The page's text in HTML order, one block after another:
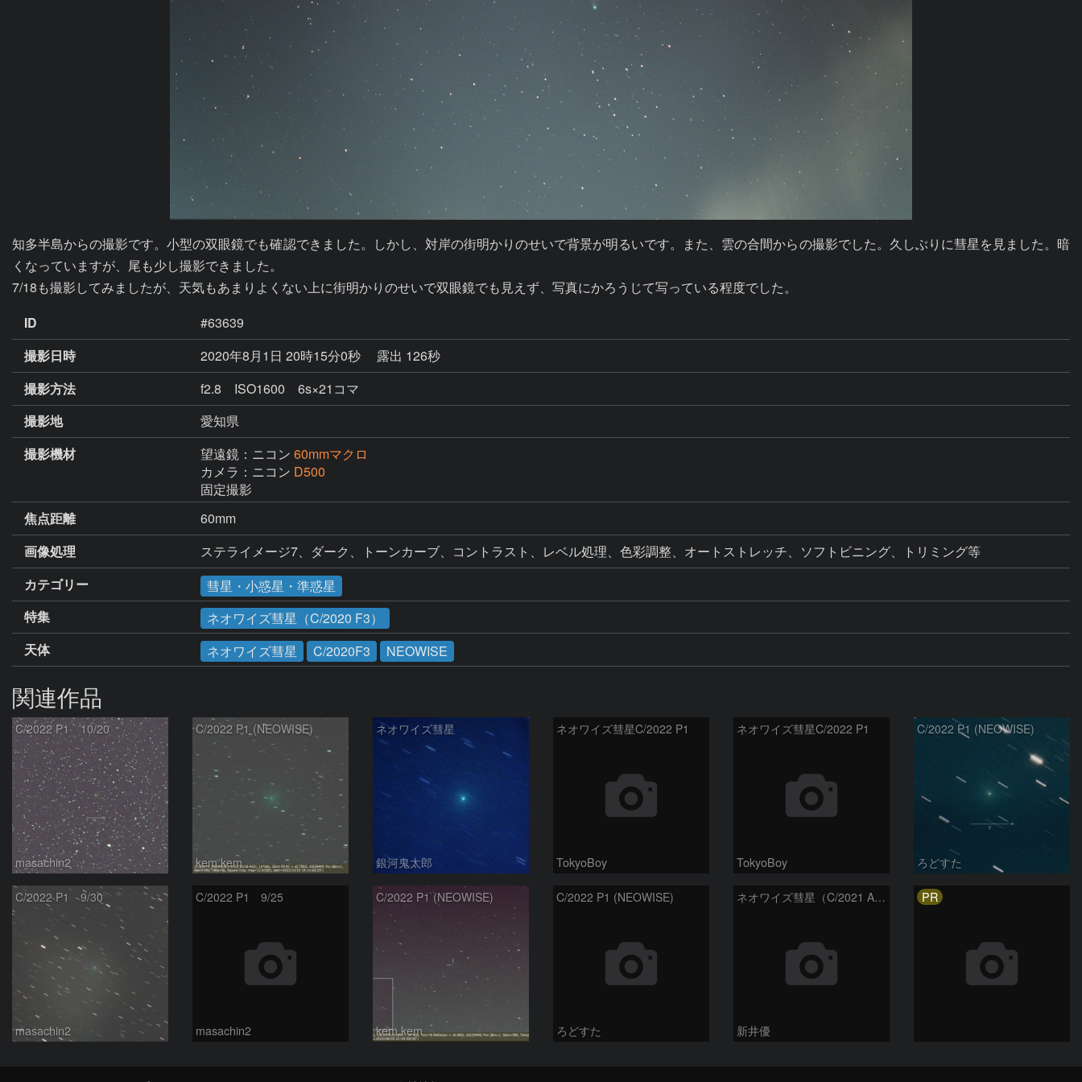
知多半島からの撮影です。小型の双眼鏡でも確認できました。しかし、対岸の街明かりのせいで背景が明るいです。また、雲の合間からの撮影でした。久しぶりに彗星を見ました。暗
くなっていますが、尾も少し撮影できました。
7/18も撮影してみましたが、天気もあまりよくない上に街明かりのせいで双眼鏡でも見えず、写真にかろうじて写っている程度でした。
ID
#63639
撮影日時
2020年8月1日 20時15分0秒
露出 126秒
撮影方法
f2.8 ISO1600 6s×21コマ
撮影地
愛知県
撮影機材
望遠鏡：ニコン 60mmマクロ
カメラ：ニコン D500
固定撮影
焦点距離
60mm
画像処理
ステライメージ7、ダーク、トーンカーブ、コントラスト、レベル処理、色彩調整、オートストレッチ、ソフトビニング、トリミング等
カテゴリー
彗星・小惑星・準惑星
特集
ネオワイズ彗星（C/2020 F3）
天体
ネオワイズ彗星 C/2020F3 NEOWISE
関連作品
C/2022 P1 10/20
masachin2
C/2022 P1 (NEOWISE)
kem.kem
ネオワイズ彗星
銀河鬼太郎
ネオワイズ彗星C/2022 P1
TokyoBoy
ネオワイズ彗星C/2022 P1
TokyoBoy
C/2022 P1 (NEOWISE)
ろどすた
C/2022 P1 9/30
masachin2
C/2022 P1 9/25
masachin2
C/2022 P1 (NEOWISE)
kem.kem
C/2022 P1 (NEOWISE)
ろどすた
ネオワイズ彗星（C/2021 A7） : 2022/04/07
新井優
PR